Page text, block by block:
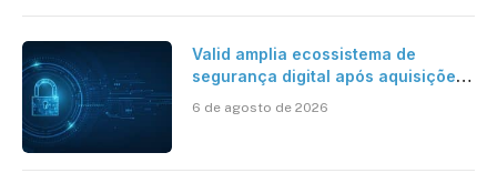
Valid amplia ecossistema de
segurança digital após aquisições
6 de agosto de 2026